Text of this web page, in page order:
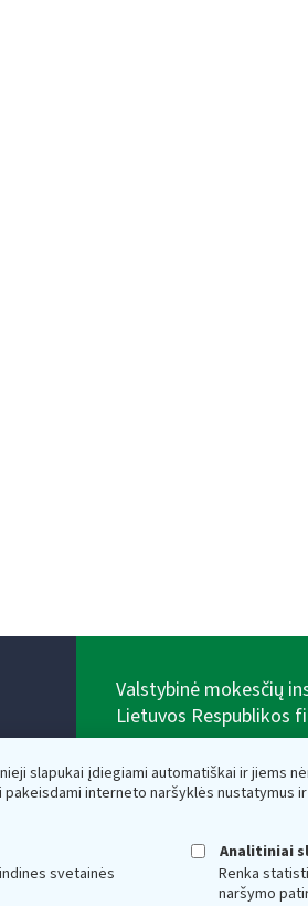
slapukai įdiegiami automatiškai ir jiems
interneto naršyklės nustatymus
svetainės
Analitiniai
Renka
naršymo
Valstybinė mokesčių
Lietuvos Respublikos
adresas: Vasario 16-osios g. 14,
el.paštas:vmi@vmi.lt, E.
Lietuvos Respublikos finansų
saugomi Juridinių asmenų